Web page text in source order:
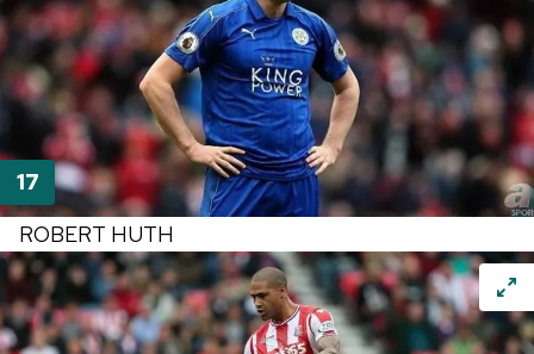
ROBERT HUTH